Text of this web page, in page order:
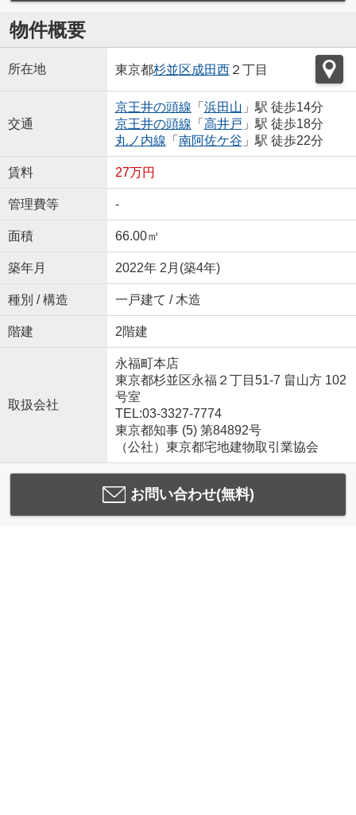
物件概要
所在地 東京都杉並区成田西２丁目
交通
京王井の頭線 「 浜田山 」駅 徒歩14分
京王井の頭線 「 高井戸 」駅 徒歩18分
丸ノ内線 「 南阿佐ケ谷 」駅 徒歩22分
賃料 27万円
管理費等 -
面積 66.00㎡
築年月 2022年 2月(築4年)
種別 / 構造 一戸建て / 木造
階建 2階建
取扱会社
永福町本店
東京都杉並区永福２丁目51-7 畠山方 102
号室
TEL:03-3327-7774
東京都知事 (5) 第84892号
（公社）東京都宅地建物取引業協会
お問い合わせ(無料)